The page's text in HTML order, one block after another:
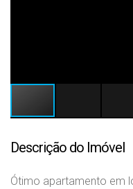
Descrição do Imóvel
Ótimo apartamento em